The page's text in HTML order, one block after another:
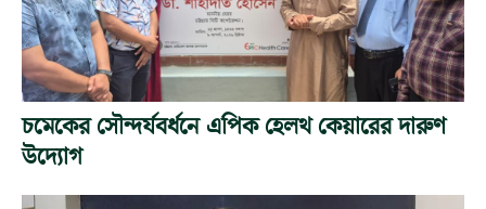
চমেকের সৌন্দর্যবর্ধনে এপিক হেলথ কেয়ারের দারুণ
উদ্যোগ